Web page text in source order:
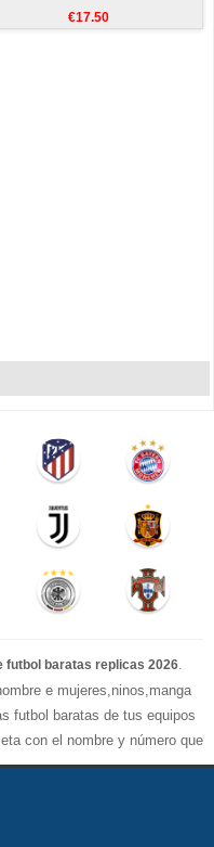
€17.50
futbol baratas replicas 2026
e mujeres,ninos,manga
futbol baratas de tus equipos
con el nombre y número que
son de máxima calidad
que quedarás muy satisfecho
por lo que te
para animar a tu equipo